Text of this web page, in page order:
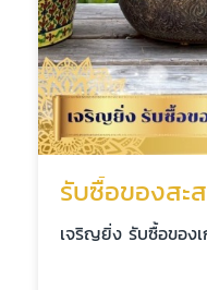
รับซื้อของสะ
เจริญยิ่ง รับซื้อของเ